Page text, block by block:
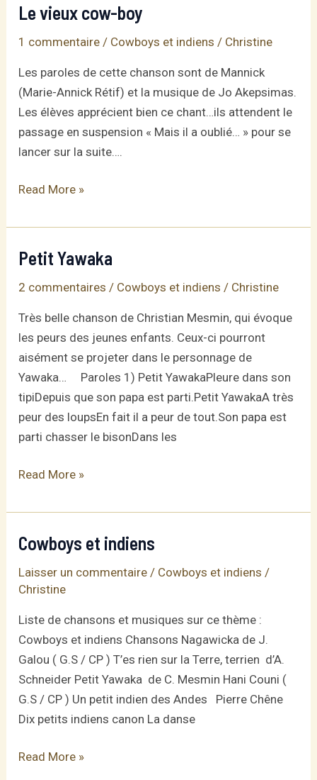
Le vieux cow-boy
1 commentaire / Cowboys et indiens / Christine
Les paroles de cette chanson sont de Mannick
(Marie-Annick Rétif) et la musique de Jo Akepsimas.
Les élèves apprécient bien ce chant…ils attendent le
passage en suspension « Mais il a oublié… » pour se
lancer sur la suite….
Le
cow-
boy
Read More »
Petit Yawaka
2 commentaires / Cowboys et indiens / Christine
Très belle chanson de Christian Mesmin, qui évoque
les peurs des jeunes enfants. Ceux-ci pourront
aisément se projeter dans le personnage de
Yawaka… Paroles 1) Petit YawakaPleure dans son
tipiDepuis que son papa est parti.Petit YawakaA très
peur des loupsEn fait il a peur de tout.Son papa est
parti chasser le bisonDans les
Petit
Read More »
Cowboys et indiens
Laisser un commentaire / Cowboys et indiens /
Christine
Liste de chansons et musiques sur ce thème :
Cowboys et indiens Chansons Nagawicka de J.
Galou ( G.S / CP ) T’es rien sur la Terre, terrien d’A.
Schneider Petit Yawaka de C. Mesmin Hani Couni (
G.S / CP ) Un petit indien des Andes Pierre Chêne
Dix petits indiens canon La danse
Cowboys
Read More »